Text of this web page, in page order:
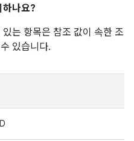
나요?
는 항목은 참조 값이 속한 조
있습니다.